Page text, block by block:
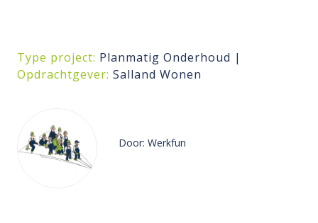
Type project: Planmatig Onderhoud |
Opdrachtgever: Salland Wonen
Door: Werkfun